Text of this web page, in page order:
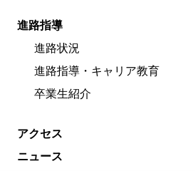
進路指導
進路状況
進路指導・キャリア教育
卒業生紹介
アクセス
ニュース